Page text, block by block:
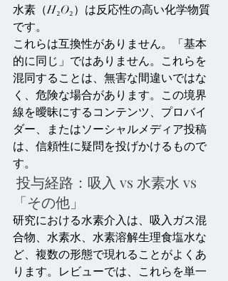
水素（H₂O₂）は反応性の高い化学物質
です。
これらは互換性がありません。「基本
的に同じ」ではありません。これらを
混同することは、無害な間違いではな
く、危険な場合があります。この境界
線を曖昧にするコンテンツ、プロバイ
ダー、またはソーシャルメディア投稿
は、信頼性に疑問を投げかけるもので
す。
「その他」
研究における水素介入は、吸入ガス混
合物、水素水、水素溶解生理食塩水な
ど、複数の形態で現れることがよくあ
ります。レビューでは、これらを単一